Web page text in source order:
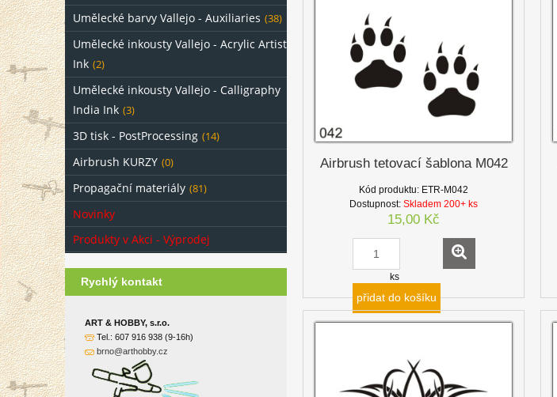
Umělecké barvy Vallejo - Auxiliaries (38)
Umělecké inkousty Vallejo - Acrylic Artist
Ink (2)
Umělecké inkousty Vallejo - Calligraphy
India Ink (3)
3D tisk - PostProcessing (14)
Airbrush KURZY (0)
Propagační materiály (81)
Novinky
Produkty v Akci - Výprodej
Rychlý kontakt
ART & HOBBY, s.r.o.
Tel.: 607 916 938 (9-16h)
brno@arthobby.cz
Airbrush tetovací šablona M042
Kód produktu: ETR-M042
Dostupnost: Skladem 200+ ks
15,00 Kč
ks
přidat do košíku